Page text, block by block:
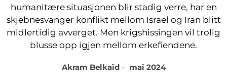
humanitære situasjonen blir stadig verre, har en
skjebnesvanger konflikt mellom Israel og Iran blitt
midlertidig avverget. Men krigshissingen vil trolig
blusse opp igjen mellom erkefiendene.
Akram Belkaïd mai 2024